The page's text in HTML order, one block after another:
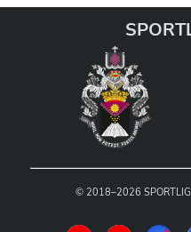
© 2018–2026